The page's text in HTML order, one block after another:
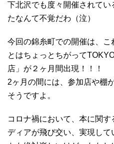
下北沢でも度々開催されて
たなんて不覚だわ（泣）
今回の錦糸町での開催は、
とはちょっとちがって
店」が２ヶ月間出現！！！
2ヶ月の間には、参加店や棚
そうですよ。
コロナ禍において、本に関
ディアが飛び交い、実現し